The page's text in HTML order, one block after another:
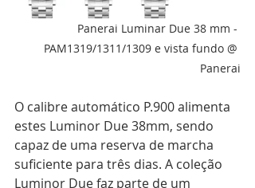
Panerai Luminar Due 38 mm -
PAM1319/1311/1309 e vista fundo @
Panerai
O calibre automático P.900 alimenta
estes Luminor Due 38mm, sendo
capaz de uma reserva de marcha
suficiente para três dias. A coleção
Luminor Due faz parte de um